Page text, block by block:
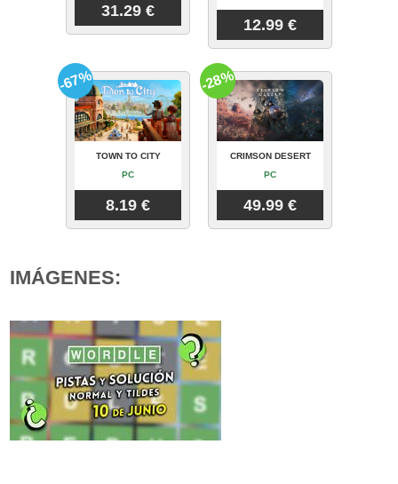
31.29 €
12.99 €
TOWN TO CITY
PC
8.19 €
-67%
CRIMSON DESERT
PC
49.99 €
-28%
IMÁGENES: